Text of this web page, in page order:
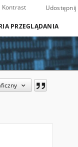
Kontrast Udostępnij
PRZEGLĄDANIA